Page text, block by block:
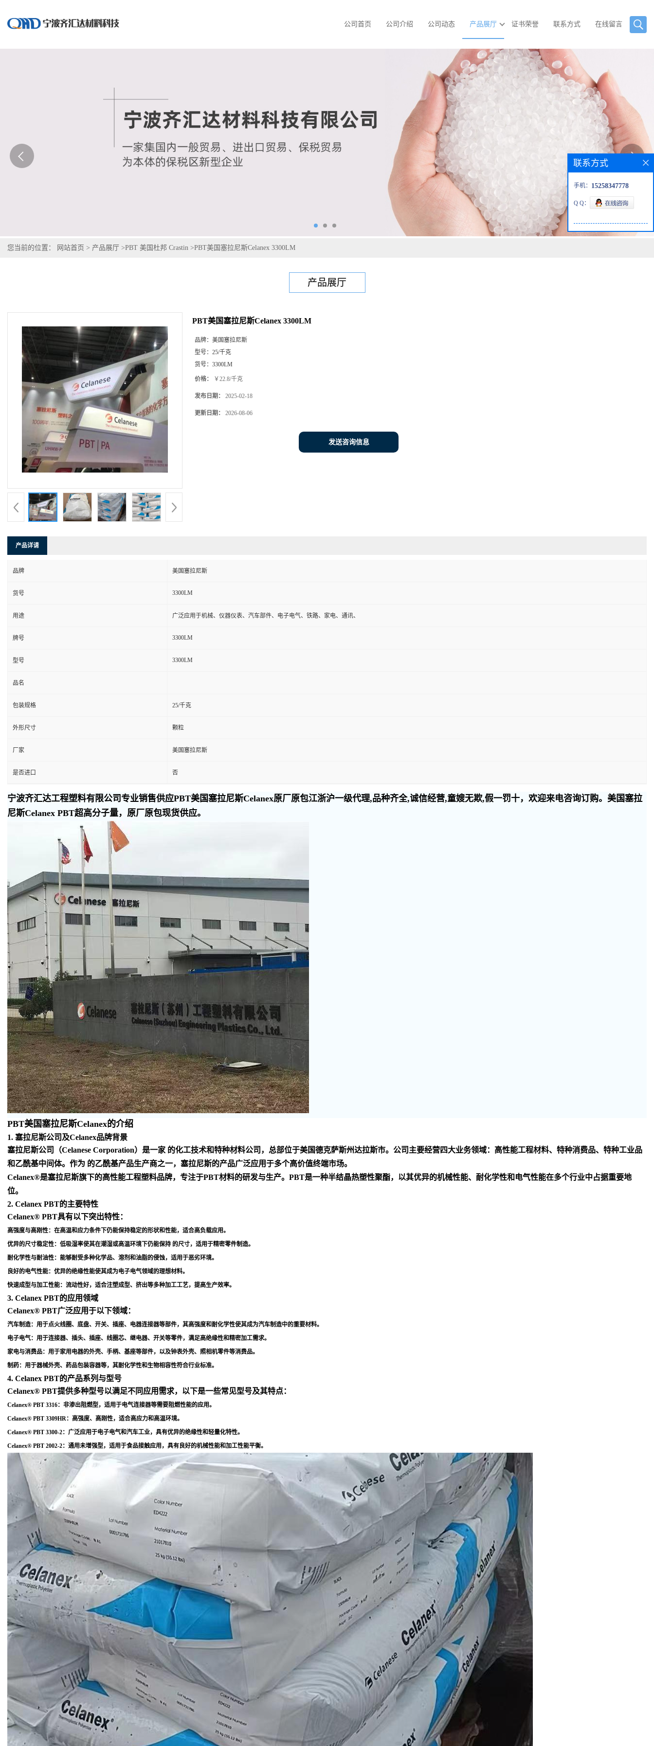
公司首页 公司介绍 公司动态 产品展厅 证书荣誉 联系方式 在线留言
您当前的位置： 网站首页 > 产品展厅 >PBT 美国杜邦 Crastin >PBT美国塞拉尼斯Celanex 3300LM
产品展厅
PBT美国塞拉尼斯Celanex 3300LM
品牌： 美国塞拉尼斯
型号： 25/千克
货号： 3300LM
价格： ￥22.8/千克
发布日期： 2025-02-18
更新日期： 2026-08-06
发送咨询信息
产品详请
品牌 美国塞拉尼斯
货号 3300LM
用途 广泛应用于机械、仪器仪表、汽车部件、电子电气、铁路、家电、通讯、
牌号 3300LM
型号 3300LM
品名
包装规格 25/千克
外形尺寸 颗粒
厂家 美国塞拉尼斯
是否进口 否
宁波齐汇达工程塑料有限公司专业销售供应PBT美国塞拉尼斯Celanex原厂原包江浙沪一级代理,品种齐全,诚信经营,童嫂无欺,假一罚十，欢迎来电咨询订购。美国塞拉
尼斯Celanex PBT超高分子量，原厂原包现货供应。
PBT美国塞拉尼斯Celanex的介绍
1. 塞拉尼斯公司及Celanex品牌背景
塞拉尼斯公司（Celanese Corporation）是一家 的化工技术和特种材料公司，总部位于美国德克萨斯州达拉斯市。公司主要经营四大业务领域：高性能工程材料、特种消费品、特种工业品
和乙酰基中间体。作为 的乙酰基产品生产商之一，塞拉尼斯的产品广泛应用于多个高价值终端市场。
Celanex®是塞拉尼斯旗下的高性能工程塑料品牌，专注于PBT材料的研发与生产。PBT是一种半结晶热塑性聚酯，以其优异的机械性能、耐化学性和电气性能在多个行业中占据重要地
位。
2. Celanex PBT的主要特性
Celanex® PBT具有以下突出特性：
高强度与高刚性：在高温和应力条件下仍能保持稳定的形状和性能，适合高负载应用。
优异的尺寸稳定性：低吸湿率使其在潮湿或高温环境下仍能保持 的尺寸，适用于精密零件制造。
耐化学性与耐油性：能够耐受多种化学品、溶剂和油脂的侵蚀，适用于恶劣环境。
良好的电气性能：优异的绝缘性能使其成为电子电气领域的理想材料。
快速成型与加工性能：流动性好，适合注塑成型、挤出等多种加工工艺，提高生产效率。
3. Celanex PBT的应用领域
Celanex® PBT广泛应用于以下领域：
汽车制造：用于点火线圈、底盘、开关、插座、电器连接器等部件，其高强度和耐化学性使其成为汽车制造中的重要材料。
电子电气：用于连接器、插头、插座、线圈芯、继电器、开关等零件，满足高绝缘性和精密加工需求。
家电与消费品：用于家用电器的外壳、手柄、基座等部件，以及钟表外壳、照相机零件等消费品。
制药：用于器械外壳、药品包装容器等，其耐化学性和生物相容性符合行业标准。
4. Celanex PBT的产品系列与型号
Celanex® PBT提供多种型号以满足不同应用需求，以下是一些常见型号及其特点：
Celanex® PBT 3316：非渗出阻燃型，适用于电气连接器等需要阻燃性能的应用。
Celanex® PBT 3309HR：高强度、高刚性，适合高应力和高温环境。
Celanex® PBT 3300-2：广泛应用于电子电气和汽车工业，具有优异的绝缘性和轻量化特性。
Celanex® PBT 2002-2：通用未增强型，适用于食品接触应用，具有良好的机械性能和加工性能平衡。
联系方式
手机： 15258347778
Q Q：